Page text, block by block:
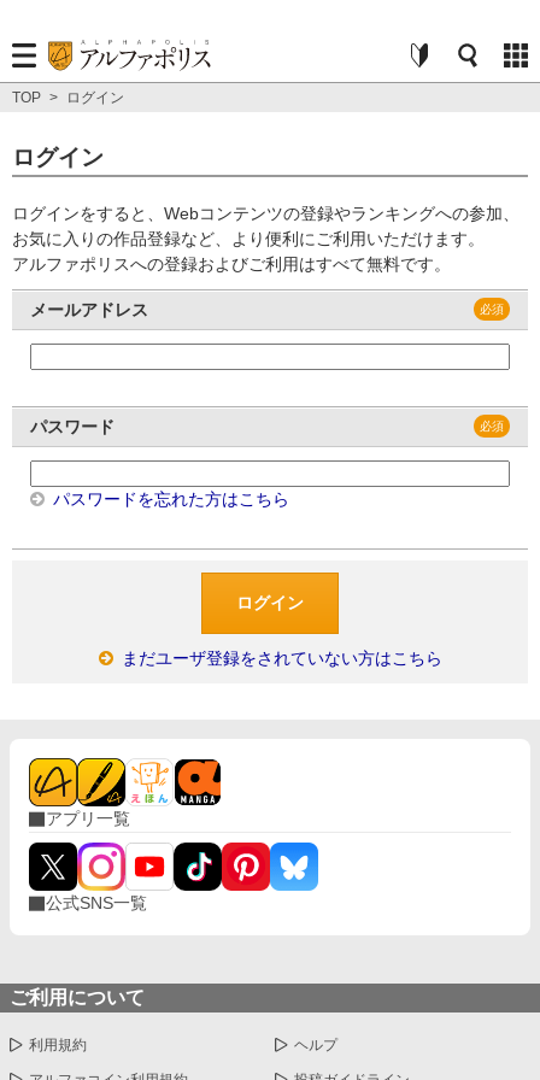
TOP > ログイン
ログイン
ログインをすると、Webコンテンツの登録やランキングへの参加、
お気に入りの作品登録など、より便利にご利用いただけます。
アルファポリスへの登録およびご利用はすべて無料です。
メールアドレス
パスワード
パスワードを忘れた方はこちら
まだユーザ登録をされていない方はこちら
アプリ一覧
公式SNS一覧
ご利用について
利用規約 ヘルプ